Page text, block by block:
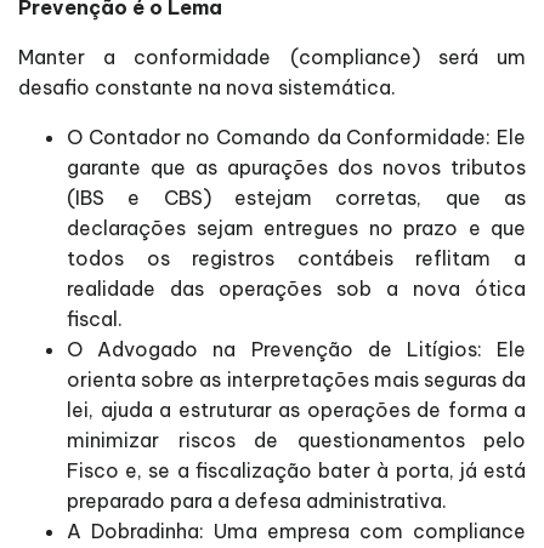
Prevenção é o Lema
Manter a conformidade (compliance) será um
desafio constante na nova sistemática.
O Contador no Comando da Conformidade: Ele
garante que as apurações dos novos tributos
(IBS e CBS) estejam corretas, que as
declarações sejam entregues no prazo e que
todos os registros contábeis reflitam a
realidade das operações sob a nova ótica
fiscal.
O Advogado na Prevenção de Litígios: Ele
orienta sobre as interpretações mais seguras da
lei, ajuda a estruturar as operações de forma a
minimizar riscos de questionamentos pelo
Fisco e, se a fiscalização bater à porta, já está
preparado para a defesa administrativa.
A Dobradinha: Uma empresa com compliance